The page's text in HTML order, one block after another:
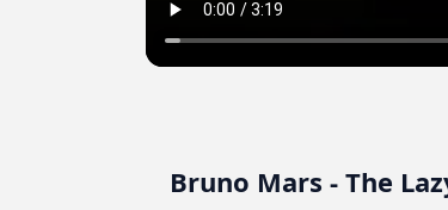
Bruno Mars - The